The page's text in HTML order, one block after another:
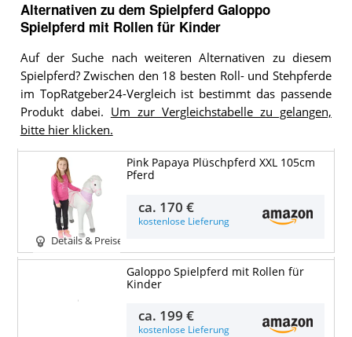
Alternativen zu dem Spielpferd Galoppo
Spielpferd mit Rollen für Kinder
Auf der Suche nach weiteren Alternativen zu diesem
Spielpferd? Zwischen den 18 besten Roll- und Stehpferde
im TopRatgeber24-Vergleich ist bestimmt das passende
Produkt dabei. Um zur Vergleichstabelle zu gelangen,
bitte hier klicken.
Details & Preise
Pink Papaya Plüschpferd XXL 105cm
Pferd
ca. 170 €
kostenlose Lieferung
Galoppo Spielpferd mit Rollen für
Kinder
ca. 199 €
kostenlose Lieferung